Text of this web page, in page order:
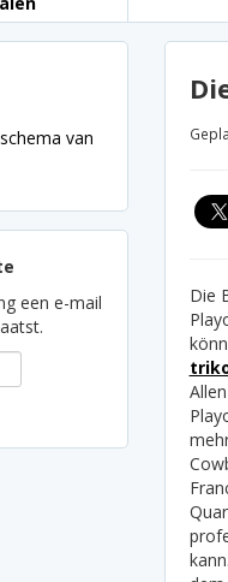
van
een e-mail
Die
kann.